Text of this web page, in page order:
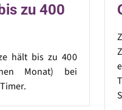
zu 400
hält bis zu 400
Monat) bei